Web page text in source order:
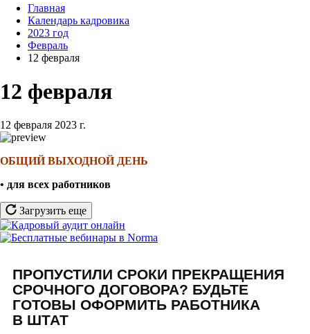
Главная
Календарь кадровика
2023 год
Февраль
12 февраля
12 февраля
12 февраля 2023 г.
ОБЩИЙ ВЫХОДНОЙ ДЕНЬ
• для всех работников
Загрузить еще
ПРОПУСТИЛИ СРОКИ ПРЕКРАЩЕНИЯ
СРОЧНОГО ДОГОВОРА? БУДЬТЕ
ГОТОВЫ ОФОРМИТЬ РАБОТНИКА
В ШТАТ